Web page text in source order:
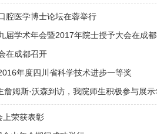
腔医学博士论坛在蓉举行
届学术年会暨2017年院士授予大会在成
在成都召开
年度四川省科学技术进步一等奖
詹姆斯·沃森到访，我院师生积极参与展
上荣获表彰